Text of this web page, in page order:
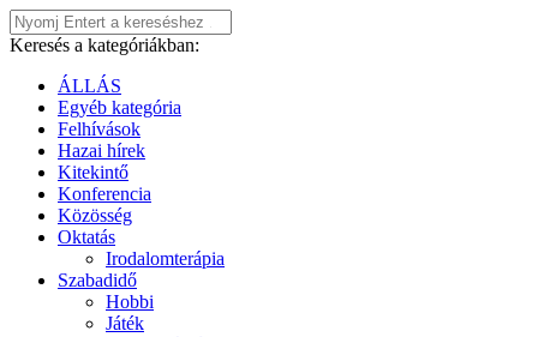
Keresés a kategóriákban:
ÁLLÁS
Egyéb kategória
Felhívások
Hazai hírek
Kitekintő
Konferencia
Közösség
Oktatás
Irodalomterápia
Szabadidő
Hobbi
Játék